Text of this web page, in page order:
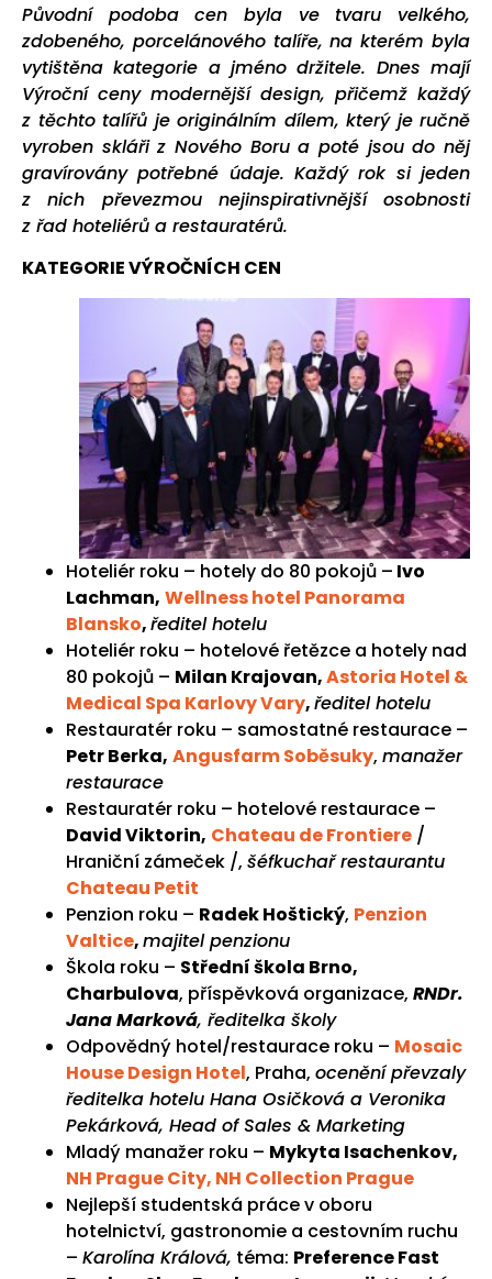
Původní podoba cen byla ve tvaru velkého,
zdobeného, porcelánového talíře, na kterém byla
vytištěna kategorie a jméno držitele. Dnes mají
Výroční ceny modernější design, přičemž každý
z těchto talířů je originálním dílem, který je ručně
vyroben skláři z Nového Boru a poté jsou do něj
gravírovány potřebné údaje. Každý rok si jeden
z nich převezmou nejinspirativnější osobnosti
z řad hoteliérů a restauratérů.
KATEGORIE VÝROČNÍCH CEN
Hoteliér roku – hotely do 80 pokojů – Ivo
Lachman, Wellness hotel Panorama
Blansko,ředitel hotelu
Hoteliér roku – hotelové řetězce a hotely nad
80 pokojů – Milan Krajovan,Astoria Hotel &
Medical Spa Karlovy Vary,ředitel hotelu
Restauratér roku – samostatné restaurace –
Petr Berka, Angusfarm Soběsuky, manažer
restaurace
Restauratér roku – hotelové restaurace –
David Viktorin, Chateau de Frontiere /
Hraniční zámeček /, šéfkuchař restaurantu
Chateau Petit
Penzion roku – Radek Hoštický, Penzion
Valtice,majitel penzionu
Škola roku – Střední škola Brno,
Charbulova, příspěvková organizace, RNDr.
Jana Marková, ředitelka školy
Odpovědný hotel/restaurace roku – Mosaic
House Design Hotel, Praha, ocenění převzaly
ředitelka hotelu Hana Osičková a Veronika
Pekárková, Head of Sales & Marketing
Mladý manažer roku – Mykyta Isachenkov,
NH Prague City, NH Collection Prague
Nejlepší studentská práce v oboru
hotelnictví, gastronomie a cestovním ruchu
– Karolína Králová, téma: Preference Fast